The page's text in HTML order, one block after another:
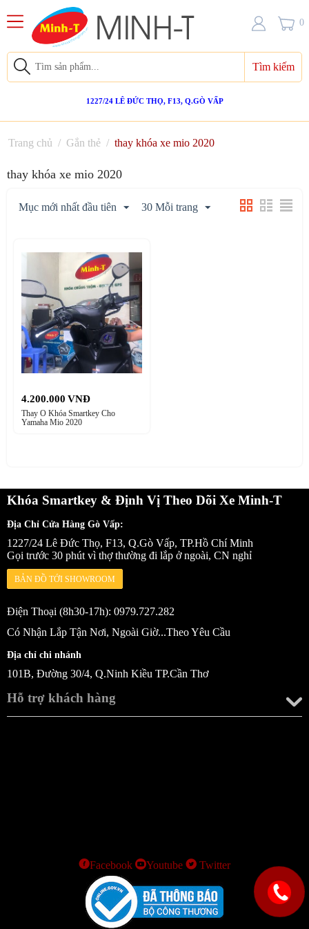
Tìm kiếm
1227/24 LÊ ĐỨC THỌ, F13, Q.GÒ VẤP
0
Trang chủ / Gắn thẻ / thay khóa xe mio 2020
thay khóa xe mio 2020
Mục mới nhất đầu tiên 30 Mỗi trang
4.200.000 VNĐ
Thay Ổ Khóa Smartkey Cho
Yamaha Mio 2020
Khóa Smartkey & Định Vị Theo Dõi Xe Minh-T
Địa Chỉ Cửa Hàng Gò Vấp:
1227/24 Lê Đức Thọ, F13, Q.Gò Vấp, TP.Hồ Chí Minh
Gọi trước 30 phút vì thợ thường đi lắp ở ngoài, CN nghỉ
BẢN ĐỒ TỚI SHOWROOM
Điện Thoại (8h30-17h): 0979.727.282
Có Nhận Lắp Tận Nơi, Ngoài Giờ...Theo Yêu Cầu
Địa chỉ chi nhánh
101B, Đường 30/4, Q.Ninh Kiều TP.Cần Thơ
Hỗ trợ khách hàng
Facebook Youtube Twitter